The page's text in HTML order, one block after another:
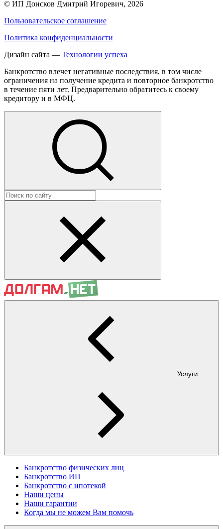
© ИП Донсков Дмитрий Игоревич, 2026
Пользовательское соглашение
Политика конфиденциальности
Дизайн сайта — Технологии успеха
Банкротство влечет негативные последствия, в том числе
ограничения на получение кредита и повторное банкротство
в течение пяти лет. Предварительно обратитесь к своему
кредитору и в МФЦ.
Услуги
Банкротство физических лиц
Банкротство ИП
Банкротство с ипотекой
Наши цены
Наши гарантии
Когда мы не можем Вам помочь